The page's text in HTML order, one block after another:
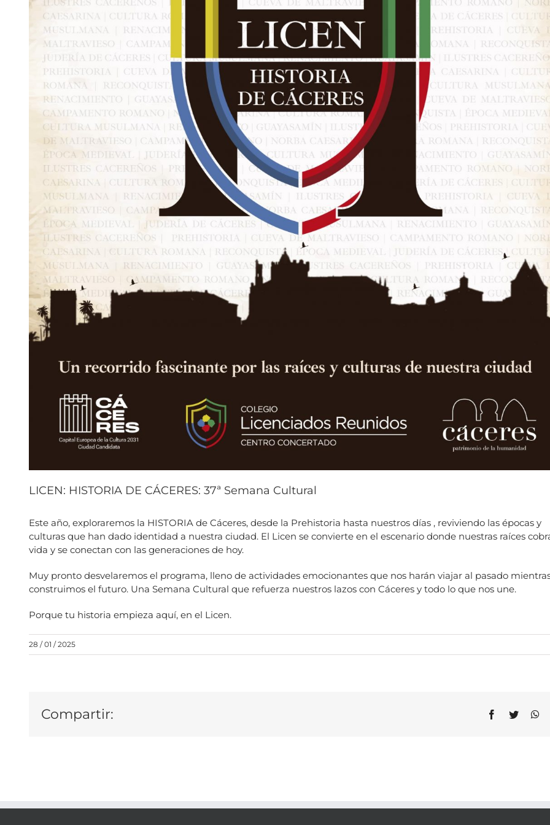
LICEN: HISTORIA DE CÁCERES: 37ª Semana Cultural
Este año, exploraremos la HISTORIA de Cáceres, desde la Prehistoria hasta nuestros días , reviviendo las épocas y
culturas que han dado identidad a nuestra ciudad. El Licen se convierte en el escenario donde nuestras raíces
vida y se conectan con las generaciones de hoy.
Muy pronto desvelaremos el programa, lleno de actividades emocionantes que nos harán viajar al pasado
construimos el futuro. Una Semana Cultural que refuerza nuestros lazos con Cáceres y todo lo que nos une.
Porque tu historia empieza aquí, en el Licen.
28 / 01 / 2025
Compartir: Facebook
Twitter